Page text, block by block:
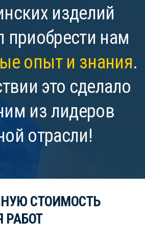
изделий
приобрести нам
опыт и знания.
это сделало
из лидеров
отрасли!
СТОИМОСТЬ
РАБОТ